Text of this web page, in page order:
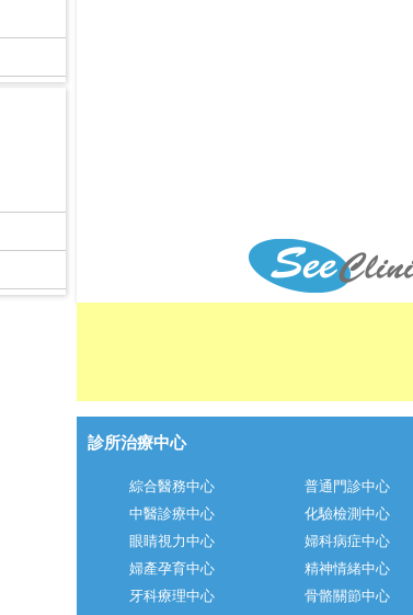
診所治療中心
綜合醫務中心
普通門診中心
中醫診療中心
化驗檢測中心
眼睛視力中心
婦科病症中心
婦產孕育中心
精神情緒中心
牙科療理中心
骨骼關節中心